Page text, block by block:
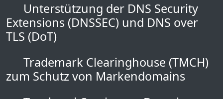
Unterstützung der DNS Security
Extensions (DNSSEC) und DNS over
TLS (DoT)
Trademark Clearinghouse (TMCH)
zum Schutz von Markendomains